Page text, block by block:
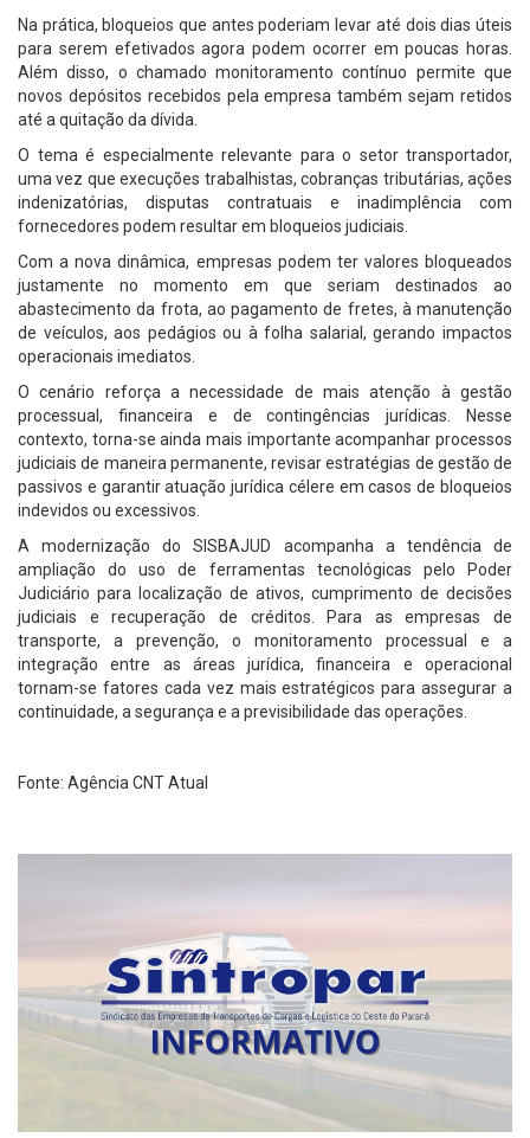
Na prática, bloqueios que antes poderiam levar até dois dias úteis
para serem efetivados agora podem ocorrer em poucas horas.
Além disso, o chamado monitoramento contínuo permite que
novos depósitos recebidos pela empresa também sejam retidos
até a quitação da dívida.
O tema é especialmente relevante para o setor transportador,
uma vez que execuções trabalhistas, cobranças tributárias, ações
indenizatórias, disputas contratuais e inadimplência com
fornecedores podem resultar em bloqueios judiciais.
Com a nova dinâmica, empresas podem ter valores bloqueados
justamente no momento em que seriam destinados ao
abastecimento da frota, ao pagamento de fretes, à manutenção
de veículos, aos pedágios ou à folha salarial, gerando impactos
operacionais imediatos.
O cenário reforça a necessidade de mais atenção à gestão
processual, financeira e de contingências jurídicas. Nesse
contexto, torna-se ainda mais importante acompanhar processos
judiciais de maneira permanente, revisar estratégias de gestão de
passivos e garantir atuação jurídica célere em casos de bloqueios
indevidos ou excessivos.
A modernização do SISBAJUD acompanha a tendência de
ampliação do uso de ferramentas tecnológicas pelo Poder
Judiciário para localização de ativos, cumprimento de decisões
judiciais e recuperação de créditos. Para as empresas de
transporte, a prevenção, o monitoramento processual e a
integração entre as áreas jurídica, financeira e operacional
tornam-se fatores cada vez mais estratégicos para assegurar a
continuidade, a segurança e a previsibilidade das operações.
Fonte: Agência CNT Atual